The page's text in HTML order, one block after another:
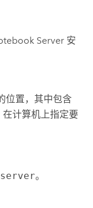
Server安
位置，其中包含
计算机上指定要
。